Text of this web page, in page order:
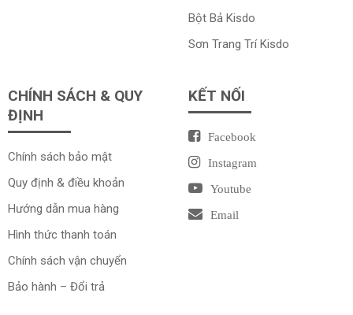
Bột Bả Kisdo
Sơn Trang TríKisdo
CHÍNH SÁCH & QUY
ĐỊNH
Chính sách bảo mật
Quy định & điều khoản
Hướng dẫn mua hàng
Hình thức thanh toán
Chính sách vận chuyển
Bảo hành – Đổi trả
KẾT NỐI
Facebook
Instagram
Youtube
Email